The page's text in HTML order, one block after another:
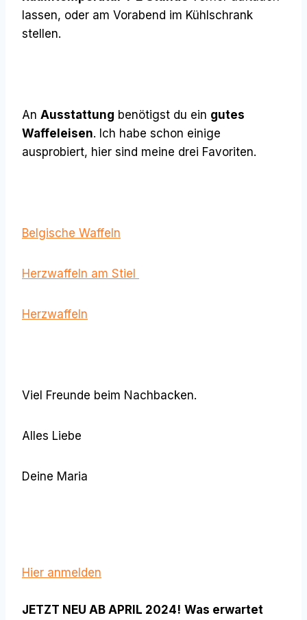
lassen, oder am Vorabend im Kühlschrank
stellen.
An Ausstattung benötigst du ein gutes
Waffeleisen. Ich habe schon einige
ausprobiert, hier sind meine drei Favoriten.
Belgische Waffeln
Herzwaffeln am Stiel
Herzwaffeln
Viel Freunde beim Nachbacken.
Alles Liebe
Deine Maria
Hier anmelden
JETZT NEU AB APRIL 2024! Was erwartet